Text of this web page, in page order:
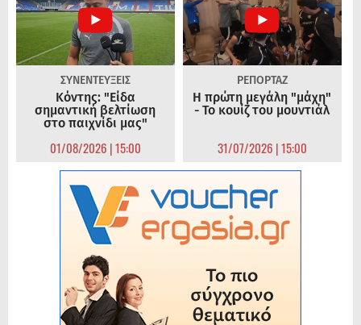
ΣΥΝΕΝΤΕΥΞΕΙΣ
Κόντης: "Είδα
σημαντική βελτίωση
στο παιχνίδι μας"
01/08/2026 | 15:00
ΡΕΠΟΡΤΑΖ
Η πρώτη μεγάλη "μάχη"
- Το κουίζ του μουντιάλ
31/07/2026 | 15:00